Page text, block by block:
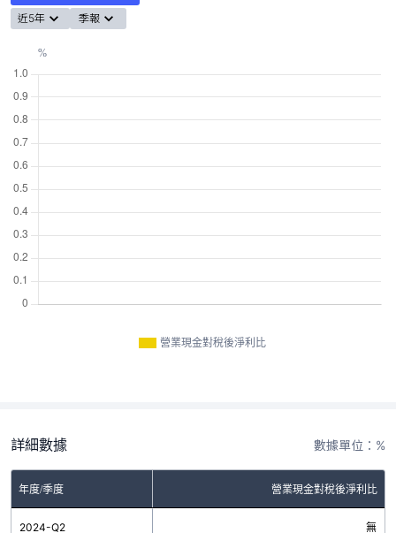
近5年 季報
營業現金對稅後淨利比
詳細數據 數據單位：%
年度/季度 營業現金對稅後淨利比
2024-Q2 無